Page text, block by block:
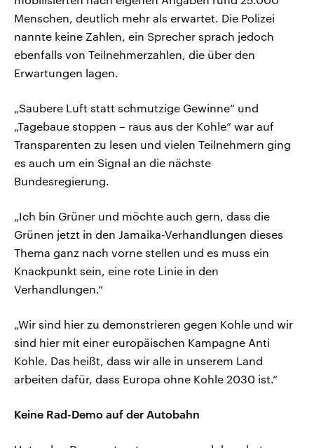
Menschen, deutlich mehr als erwartet. Die Polizei
nannte keine Zahlen, ein Sprecher sprach jedoch
ebenfalls von Teilnehmerzahlen, die über den
Erwartungen lagen.
„Saubere Luft statt schmutzige Gewinne“ und
„Tagebaue stoppen – raus aus der Kohle“ war auf
Transparenten zu lesen und vielen Teilnehmern ging
es auch um ein Signal an die nächste
Bundesregierung.
„Ich bin Grüner und möchte auch gern, dass die
Grünen jetzt in den Jamaika-Verhandlungen dieses
Thema ganz nach vorne stellen und es muss ein
Knackpunkt sein, eine rote Linie in den
Verhandlungen.“
„Wir sind hier zu demonstrieren gegen Kohle und wir
sind hier mit einer europäischen Kampagne Anti
Kohle. Das heißt, dass wir alle in unserem Land
arbeiten dafür, dass Europa ohne Kohle 2030 ist.“
Keine Rad-Demo auf der Autobahn